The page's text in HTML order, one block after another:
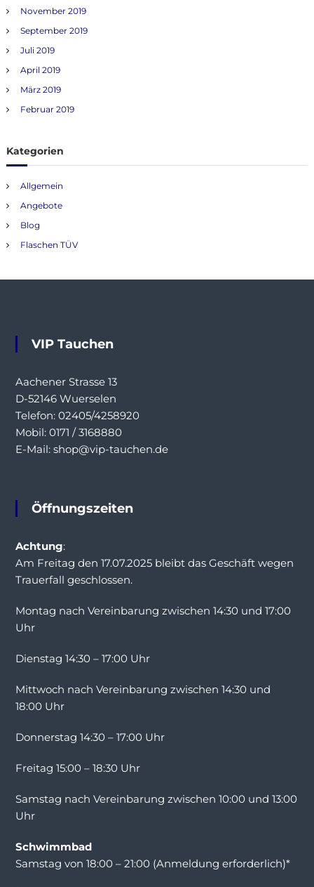
November 2019
September 2019
Juli 2019
April 2019
März 2019
Februar 2019
Kategorien
Allgemein
Angebote
Blog
Flaschen TÜV
VIP Tauchen
Aachener Strasse 13
D-52146 Wuerselen
Telefon: 02405/4258920
Mobil: 0171 / 3168880
E-Mail: shop@vip-tauchen.de
Öffnungszeiten
Achtung:
Am Freitag den 17.07.2025 bleibt das Geschäft wegen
Trauerfall geschlossen.
Montag nach Vereinbarung zwischen 14:30 und 17:00
Uhr
Dienstag 14:30 – 17:00 Uhr
Mittwoch nach Vereinbarung zwischen 14:30 und
18:00 Uhr
Donnerstag 14:30 – 17:00 Uhr
Freitag 15:00 – 18:30 Uhr
Samstag nach Vereinbarung zwischen 10:00 und 13:00
Uhr
Schwimmbad
Samstag von 18:00 – 21:00 (Anmeldung erforderlich)*